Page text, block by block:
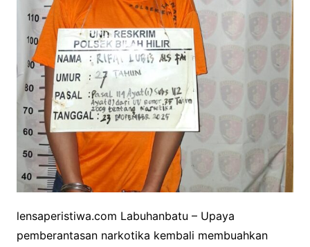
lensaperistiwa.com Labuhanbatu – Upaya
pemberantasan narkotika kembali membuahkan